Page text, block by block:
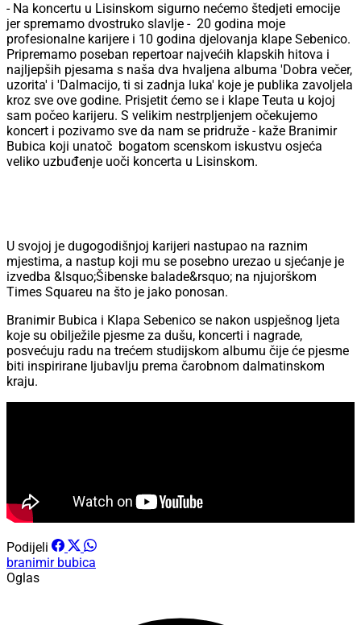
- Na koncertu u Lisinskom sigurno nećemo štedjeti emocije
jer spremamo dvostruko slavlje - 20 godina moje
profesionalne karijere i 10 godina djelovanja klape Sebenico.
Pripremamo poseban repertoar najvećih klapskih hitova i
najljepših pjesama s naša dva hvaljena albuma 'Dobra večer,
uzorita' i 'Dalmacijo, ti si zadnja luka' koje je publika zavoljela
kroz sve ove godine. Prisjetit ćemo se i klape Teuta u kojoj
sam počeo karijeru. S velikim nestrpljenjem očekujemo
koncert i pozivamo sve da nam se pridruže - kaže Branimir
Bubica koji unatoč bogatom scenskom iskustvu osjeća
veliko uzbuđenje uoči koncerta u Lisinskom.
U svojoj je dugogodišnjoj karijeri nastupao na raznim
mjestima, a nastup koji mu se posebno urezao u sjećanje je
izvedba &lsquo;Šibenske balade&rsquo; na njujorškom
Times Squareu na što je jako ponosan.
Branimir Bubica i Klapa Sebenico se nakon uspješnog ljeta
koje su obilježile pjesme za dušu, koncerti i nagrade,
posvećuju radu na trećem studijskom albumu čije će pjesme
biti inspirirane ljubavlju prema čarobnom dalmatinskom
kraju.
Podijeli
branimir bubica
Oglas